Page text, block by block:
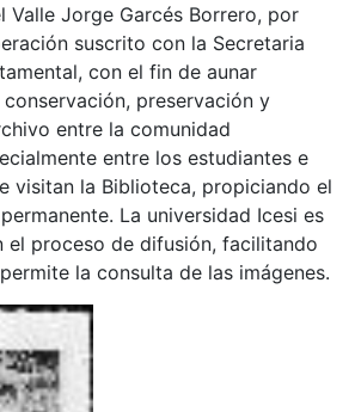
Valle Jorge Garcés Borrero, por
suscrito con la Secretaria
con el fin de aunar
preservación y
entre la comunidad
entre los estudiantes e
visitan la Biblioteca, propiciando el
La universidad Icesi es
el proceso de difusión, facilitando
la consulta de las imágenes.